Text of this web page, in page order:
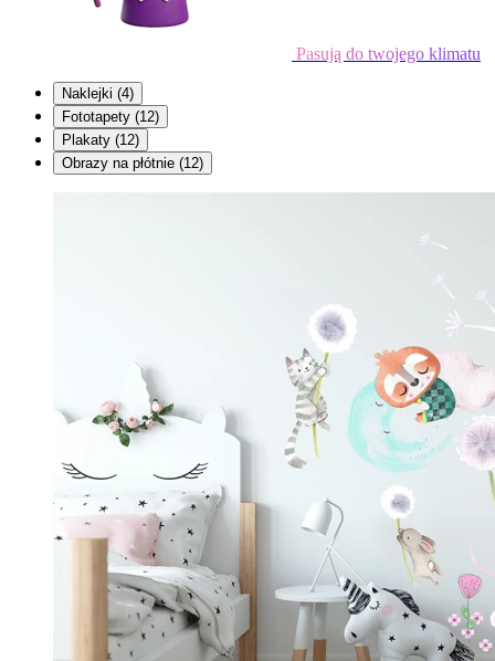
Pasują do twojego klimatu
Naklejki (4)
Fototapety (12)
Plakaty (12)
Obrazy na płótnie (12)